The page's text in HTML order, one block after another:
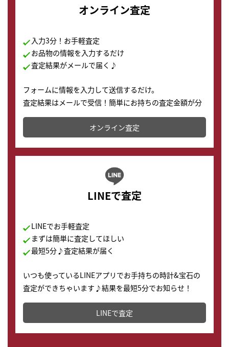
オンライン査定
入力3分！お手軽査定
お品物の情報を入力するだけ
査定結果がメールで届く♪
フォームに情報を入力して送信するだけ。
査定結果はメールで受信！簡単にお持ちの査定金額が分
かります。
オンライン査定
LINEで査定
LINEでお手軽査定
まずは簡単に査定してほしい
最短5分♪査定結果が届く
いつも使っているLINEアプリでお手持ちの時計&宝石の
査定ができちゃいます♪結果を最短5分でお知らせ！
どこからでもすぐに査定金額を知ることが出来ます。
LINEで査定